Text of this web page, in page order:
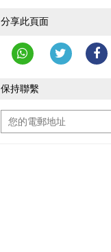
分享此頁面
保持聯繫